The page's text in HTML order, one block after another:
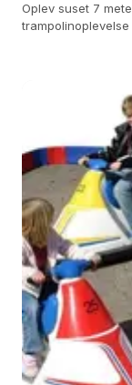
Oplev suset 7